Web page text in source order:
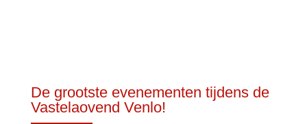
De grootste evenementen tijdens de
Vastelaovend Venlo!